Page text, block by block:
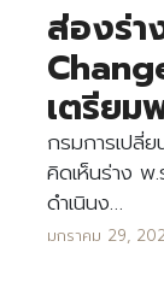
ส่องร่า
เตรียม
กรมการเปลี่
คิดเห็นร่าง พ
ดำเนินง…
มกราคม 29,